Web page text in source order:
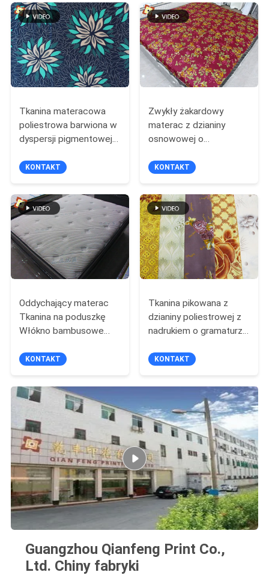
O
WYCENĘ
SITEMAP
PRIVACY
POLICY
dekoracja domu,
pokrowiec na sofę,
bezpośrednio z fabryki
Tkanina materacowa
poliestrowa barwiona w
dyspersji pigmentowej
drukowana
KONTAKT
Zwykły żakardowy
materac z dzianiny
osnowowej o
wodoodporny
KONTAKT
Oddychający materac
Tkanina na poduszkę
Włókno bambusowe
powietrzna Dzianina
KONTAKT
Tkanina pikowana z
dzianiny poliestrowej z
nadrukiem o gramaturze
KONTAKT
Guangzhou Qianfeng Print Co.,
Ltd. Chiny fabryki